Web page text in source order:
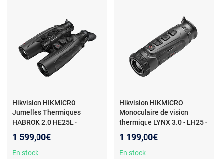
Hikvision HIKMICRO
Jumelles Thermiques
HABROK 2.0 HE25L -
Thermiques HABROK 2.0
HE25L6974004648909
1 599,00€
En stock
Hikvision HIKMICRO
Monoculaire de vision
thermique LYNX 3.0 - LH25 -
vision thermique LYNX 3.0 -
LH256974004648718
1 199,00€
En stock